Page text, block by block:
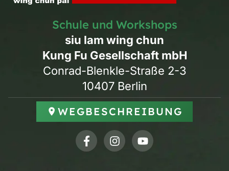
Schule und Workshops
siu lam wing chun
Kung Fu Gesellschaft mbH
Conrad-Blenkle-Straße 2-3
10407 Berlin
WEGBESCHREIBUNG